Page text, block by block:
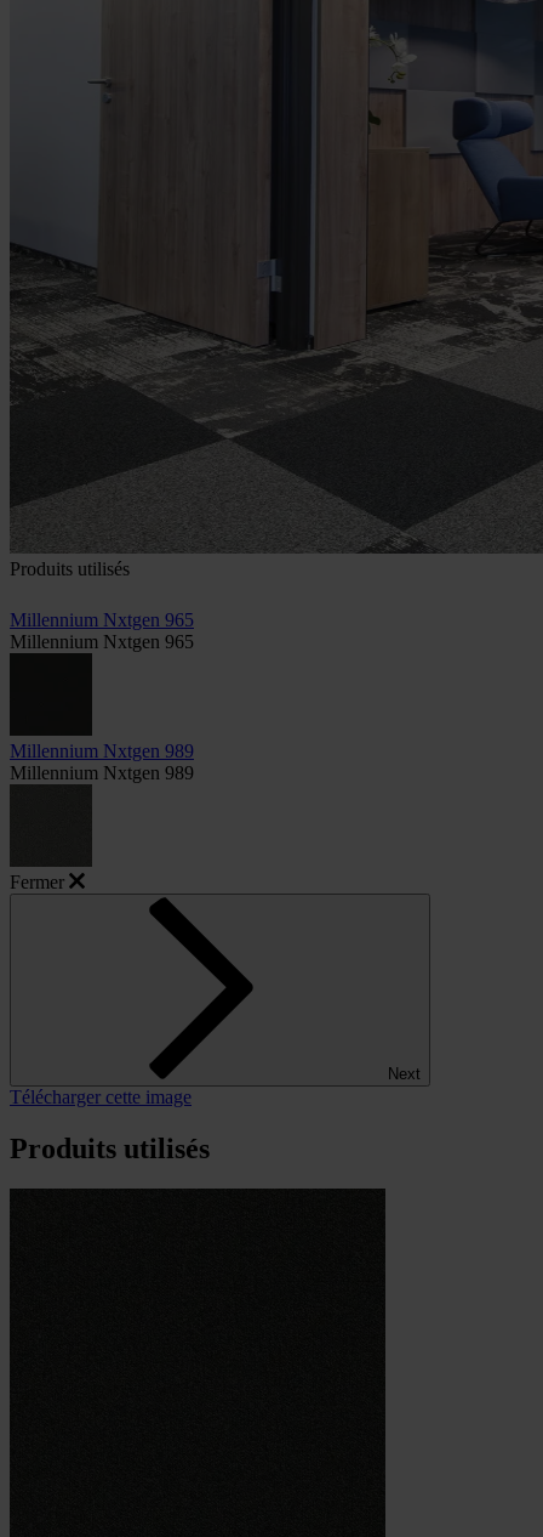
Produits utilisés
Millennium Nxtgen 965
Millennium Nxtgen 965
Millennium Nxtgen 989
Millennium Nxtgen 989
Fermer
Next
Télécharger cette image
Produits utilisés